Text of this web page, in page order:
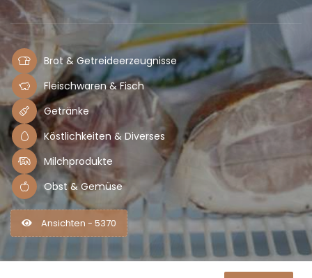
Brot & Getreideerzeugnisse
Fleischwaren & Fisch
Getränke
Köstlichkeiten & Diverses
Milchprodukte
Obst & Gemüse
Ansichten - 5370